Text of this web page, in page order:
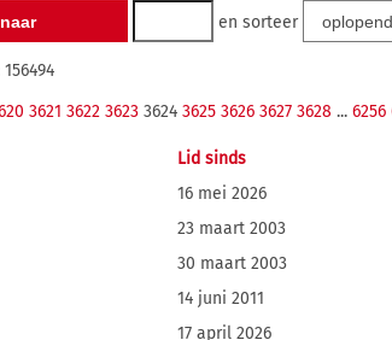
en sorteer
3621 3622 3623 3624 3625 3626 3627 3628 ... 6256
Lid sinds
16 mei 2026
23 maart 2003
30 maart 2003
14 juni 2011
17 april 2026